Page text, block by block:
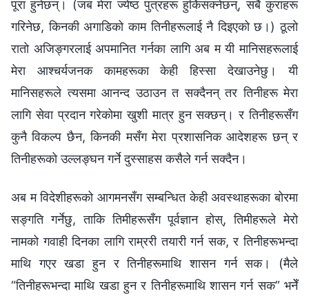
पूरा हुनेछन्। (जब मेरा ज्येष्ठ पुत्रहरू हुर्किसक्नेछन्, सबै कुराहरू
गरिनेछ, किनकी अगाडिको काम तिनीहरूलाई नै दिइएको छ।) ठूलो
रातो अजिङ्गरलाई अपमानित गर्नका लागि अब म यी मानिसहरूलाई
मेरा आश्‍चर्यजनक कामहरूका केही हिस्सा देखाउनेछु। यी
मानिसहरूले त्यसमा आनन्द उठाउन त सक्दैनन् तर तिनीहरू मेरा
लागि सेवा प्रदान गरेकोमा खुशी मात्र हुन सक्छन्। र तिनीहरूसँग
कुनै विकल्प छैन, किनकी मसँग मेरा प्रशासनिक आदेशहरू छन् र
तिनीहरूको उल्लङ्घन गर्ने दुस्साहस कसैले गर्न सक्दैन।
अब म विदेशीहरूको आगमनसँग सम्‍बन्धित केही अवस्थाहरूका बोरमा
सङ्गति गर्नेछु, ताकि तिमीहरूसँग पूर्वज्ञान होस्, तिमीहरूले मेरो
नामको गवाही दिनका लागि राम्ररी तयारी गर्न सक, र तिनीहरूभन्दा
माथि गएर खडा हुन र तिनीहरूमाथि शासन गर्न सक। (मैले
“तिनीहरूभन्दा माथि खडा हुन र तिनीहरूमाथि शासन गर्न सक” भनेँ